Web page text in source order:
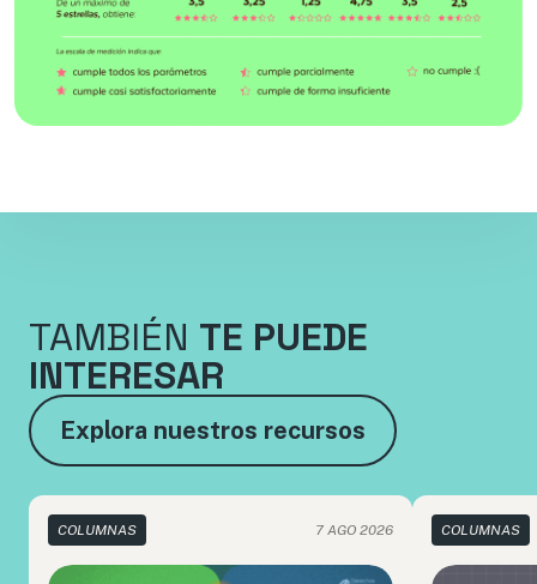
TAMBIÉN TE PUEDE
INTERESAR
Explora nuestros recursos
COLUMNAS 7 AGO 2026 COLUMNAS